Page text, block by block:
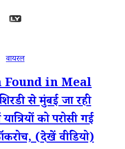
वायरल
Found in Meal
से मुंबई जा रही
को परोसी गई
(देखें वीडियो)